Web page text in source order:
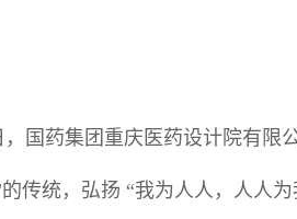
国药集团重庆医药设计院有限
传统，弘扬 “我为人人，人人